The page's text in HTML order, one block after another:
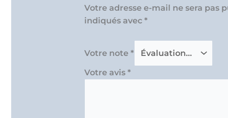
Votre adresse e-mail ne sera pas
indiqués avec *
Votre note *
Votre avis *